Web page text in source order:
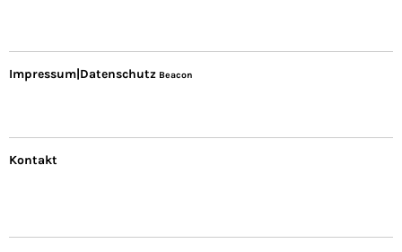
Impressum|Datenschutz Beacon
Kontakt